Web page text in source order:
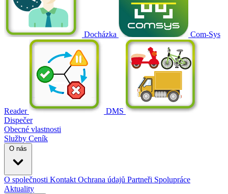
Docházka Com-Sys
Reader
DMS
Dispečer
Obecné vlastnosti
Služby Ceník
O nás
O společnosti Kontakt Ochrana údajů Partneři Spolupráce
Aktuality